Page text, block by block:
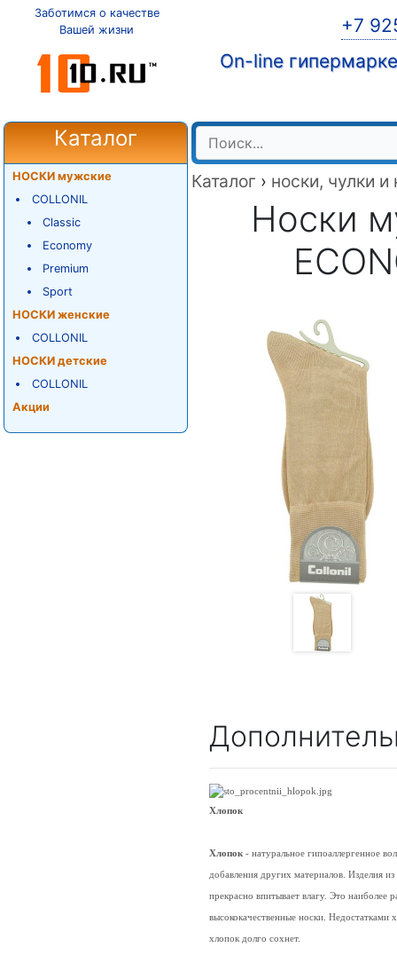
Заботимся о качестве
Вашей жизни
+7
On-line
Каталог
НОСКИ мужские
COLLONIL
Classic
Economy
Premium
Sport
НОСКИ женские
COLLONIL
НОСКИ детские
COLLONIL
Акции
Каталог › носки, чулки и
Носки
Хлопок
Хлопок - натуральное гипоаллергенное
добавления других материалов. Изделия
прекрасно впитывает влагу. Это наиболее
высококачественные носки.
хлопок долго сохнет.